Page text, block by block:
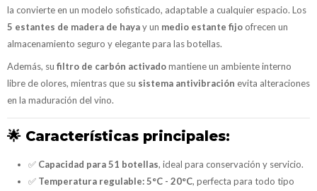
la convierte en un modelo sofisticado, adaptable a cualquier espacio. Los
5 estantes de madera de hayay un medio estante fijo ofrecen un
almacenamiento seguro y elegante para las botellas.
Además, su filtro de carbón activadomantiene un ambiente interno
libre de olores, mientras que su sistema antivibración evita alteraciones
en la maduración del vino.
🌟 Características principales:
✅ Capacidad para 51 botellas, ideal para conservación y servicio.
✅ Temperatura regulable:5°C - 20°C, perfecta para todo tipo